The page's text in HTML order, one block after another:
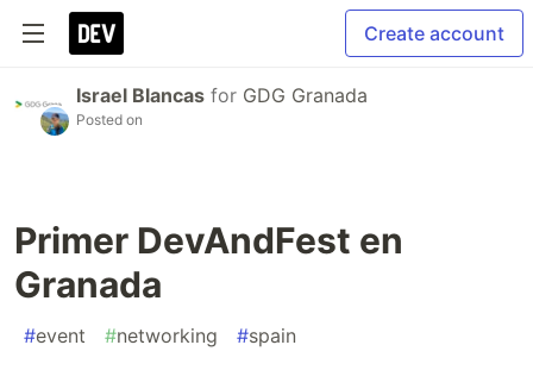
Create account
Israel Blancas for GDG Granada
Posted on
Primer DevAndFest en
Granada
#event #networking #spain